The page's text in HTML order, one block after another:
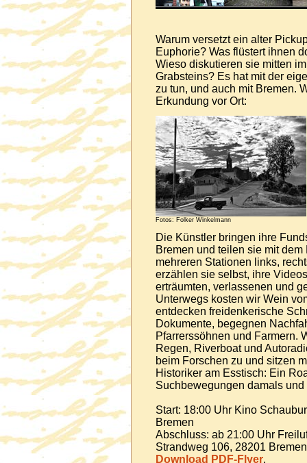
Warum versetzt ein alter
Euphorie? Was flüstert ihnen
Wieso diskutieren sie mitten
Grabsteins? Es hat mit der
zu tun, und auch mit Bremen.
Erkundung vor Ort:
Fotos: Folker Winkelmann
Die Künstler bringen ihre
Bremen und teilen sie mit
mehreren Stationen links,
erzählen sie selbst, ihre
erträumten, verlassenen und
Unterwegs kosten wir Wein
entdecken freidenkerische
Dokumente, begegnen
Pfarrerssöhnen und Farmern.
Regen, Riverboat und
beim Forschen zu und sitzen
Historiker am Esstisch: Ein
Suchbewegungen damals
Start: 18:00 Uhr Kino
Bremen
Abschluss: ab 21:00 Uhr
Strandweg 106, 28201
Download PDF-Flyer.